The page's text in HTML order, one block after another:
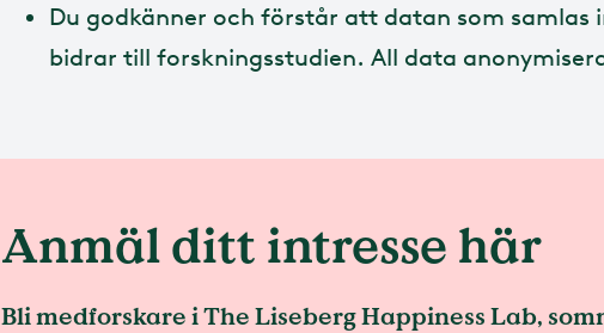
Du godkänner och förstår att datan som samlas
bidrar till forskningsstudien. All data
Anmäl ditt intresse här
Bli medforskare i The Liseberg Happiness Lab,